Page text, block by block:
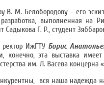
В. М. Белобородову – его
выполненная на
Садыкова Г. Р., студент
ректор ИжГТУ Борис
конечно, эта выставка
им. Л. Васева
вся наша надежда